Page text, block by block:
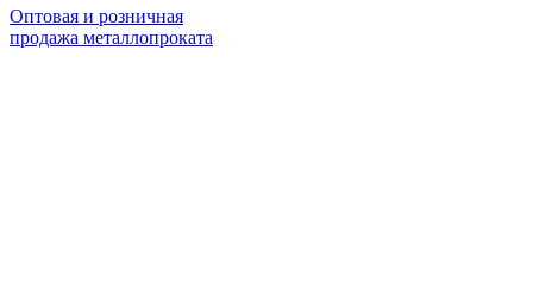
Оптовая и розничная
продажа металлопроката